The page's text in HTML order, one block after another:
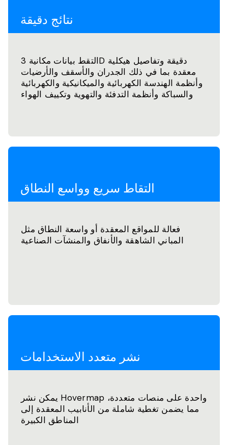
نتائج دقيقة
التقط بيانات مكانية 3D دقيقة وتفاصيل هيكلية
معقدة بما في ذلك الجدران والأسقف والأرضيات
وأنظمة الهندسة الكهربائية والميكانيكية والكهربائية
والسباكة وأنظمة التدفئة والتهوية وتكييف الهواء
التقاط سريع وواسع النطاق
فعالة للمواقع المعقدة أو واسعة النطاق مثل
المباني الشاهقة والأنفاق والمنشآت الصناعية
نشر متعدد الاستخدامات
يمكن نشر Hovermap واحدة على منصات متعددة،
مما يضمن تغطية شاملة من الأنابيب المعقدة إلى
المناطق الكبيرة